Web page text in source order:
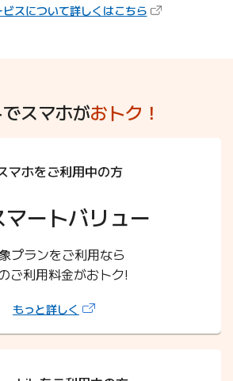
スについて詳しくはこちら（新しいタブで
スマホがおトク！
マホをご利用中の方
ートバリュー
プランをご利用なら
ご利用料金がおトク!
もっと詳しく （新しいタブで開きます）